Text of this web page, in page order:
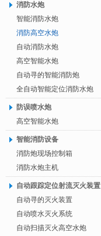
消防水炮
智能消防水炮
消防高空水炮
自动消防水炮
高空智能水炮
自动寻的智能消防炮
全自动智能定位消防水炮
防误喷水炮
高空智能水炮
智能消防设备
消防炮现场控制箱
消防水炮主机
自动跟踪定位射流灭火装置
自动寻的灭火装置
自动喷水灭火系统
自动扫描灭火高空水炮